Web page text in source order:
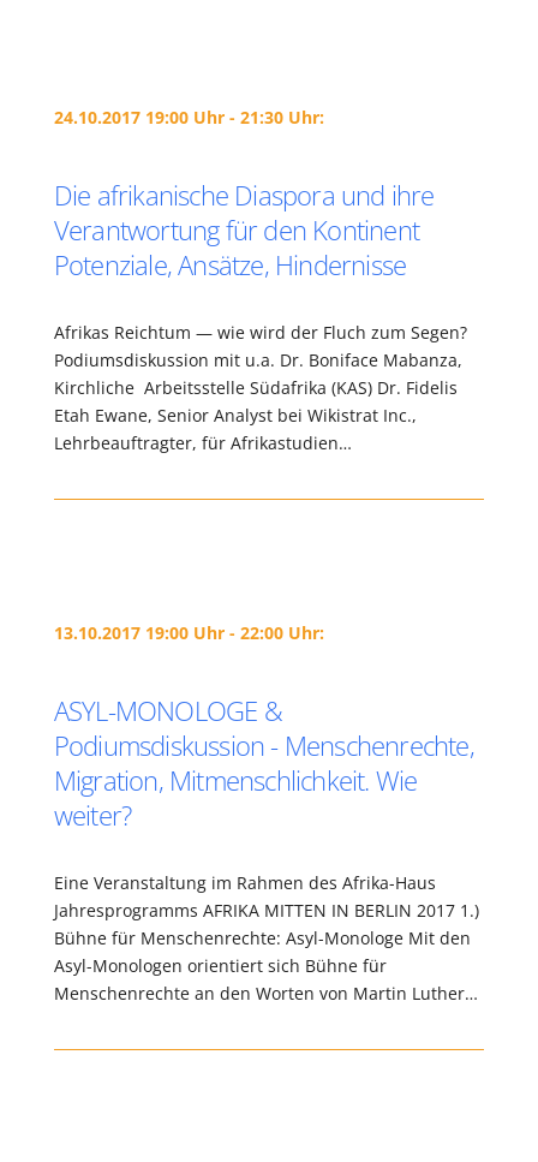
24.10.2017 19:00 Uhr - 21:30 Uhr:
Die afrikanische Diaspora und ihre
Verantwortung für den Kontinent
Potenziale, Ansätze, Hindernisse
Afrikas Reichtum — wie wird der Fluch zum Segen?
Podiumsdiskussion mit u.a. Dr. Boniface Mabanza,
Kirchliche Arbeitsstelle Südafrika (KAS) Dr. Fidelis
Etah Ewane, Senior Analyst bei Wikistrat Inc.,
Lehrbeauftragter, für Afrikastudien…
13.10.2017 19:00 Uhr - 22:00 Uhr:
ASYL-MONOLOGE &
Podiumsdiskussion - Menschenrechte,
Migration, Mitmenschlichkeit. Wie
weiter?
Eine Veranstaltung im Rahmen des Afrika-Haus
Jahresprogramms AFRIKA MITTEN IN BERLIN 2017 1.)
Bühne für Menschenrechte: Asyl-Monologe Mit den
Asyl-Monologen orientiert sich Bühne für
Menschenrechte an den Worten von Martin Luther…